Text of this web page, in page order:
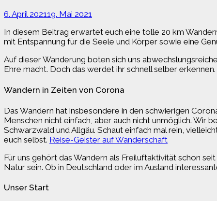
6. April 202119. Mai 2021
In diesem Beitrag erwartet euch eine tolle 20 km
mit Entspannung für die Seele und Körper sowie eine
Auf dieser Wanderung boten sich uns
Ehre macht. Doch das werdet ihr schnell selber erkennen.
Wandern in Zeiten von Corona
Das Wandern hat insbesondere in den schwierigen
Menschen nicht einfach, aber auch nicht unmöglich. Wir
Schwarzwald und Allgäu. Schaut einfach mal rein,
euch selbst. Reise-Geister auf Wanderschaft
Für uns gehört das Wandern als Freiluftaktivität schon
Natur sein. Ob in Deutschland oder im Ausland
Unser Start